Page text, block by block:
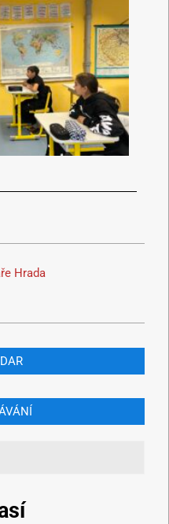
Hrada